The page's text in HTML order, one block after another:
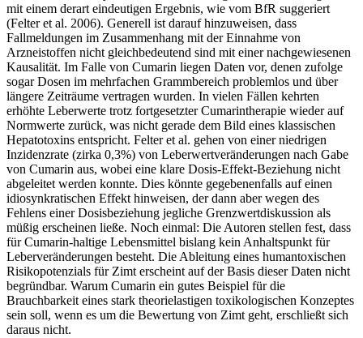
mit einem derart eindeutigen Ergebnis, wie vom BfR suggeriert
(Felter et al. 2006). Generell ist darauf hinzuweisen, dass
Fallmeldungen im Zusammenhang mit der Einnahme von
Arzneistoffen nicht gleichbedeutend sind mit einer nachgewiesenen
Kausalität. Im Falle von Cumarin liegen Daten vor, denen zufolge
sogar Dosen im mehrfachen Grammbereich problemlos und über
längere Zeiträume vertragen wurden. In vielen Fällen kehrten
erhöhte Leberwerte trotz fortgesetzter Cumarintherapie wieder auf
Normwerte zurück, was nicht gerade dem Bild eines klassischen
Hepatotoxins entspricht. Felter et al. gehen von einer niedrigen
Inzidenzrate (zirka 0,3%) von Leberwertveränderungen nach Gabe
von Cumarin aus, wobei eine klare Dosis-Effekt-Beziehung nicht
abgeleitet werden konnte. Dies könnte gegebenenfalls auf einen
idiosynkratischen Effekt hinweisen, der dann aber wegen des
Fehlens einer Dosisbeziehung jegliche Grenzwertdiskussion als
müßig erscheinen ließe. Noch einmal: Die Autoren stellen fest, dass
für Cumarin-haltige Lebensmittel bislang kein Anhaltspunkt für
Leberveränderungen besteht. Die Ableitung eines humantoxischen
Risikopotenzials für Zimt erscheint auf der Basis dieser Daten nicht
begründbar. Warum Cumarin ein gutes Beispiel für die
Brauchbarkeit eines stark theorielastigen toxikologischen Konzeptes
sein soll, wenn es um die Bewertung von Zimt geht, erschließt sich
daraus nicht.